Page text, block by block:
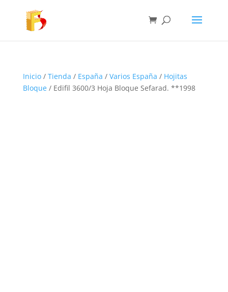
Inicio/ Tienda / España / Varios España / Hojitas
Bloque/ Edifil 3600/3 Hoja Bloque Sefarad. **1998